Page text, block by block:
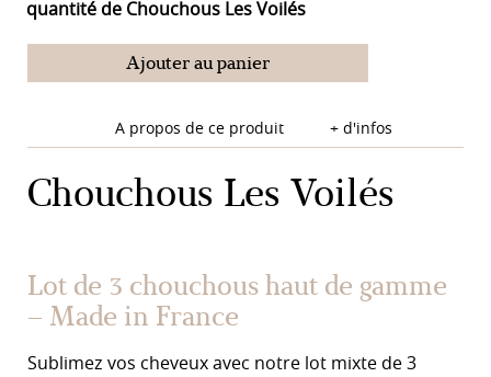
quantité de Chouchous Les Voilés
Ajouter au panier
A propos de ce produit + d'infos
Chouchous Les Voilés
Lot de 3 chouchous haut de gamme
– Made in France
Sublimez vos cheveux avec notre lot mixte de 3